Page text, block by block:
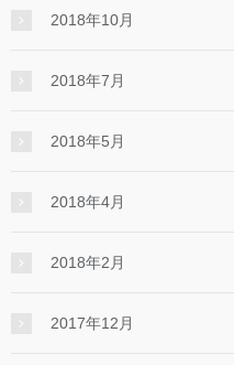
2018年10月
2018年7月
2018年5月
2018年4月
2018年2月
2017年12月